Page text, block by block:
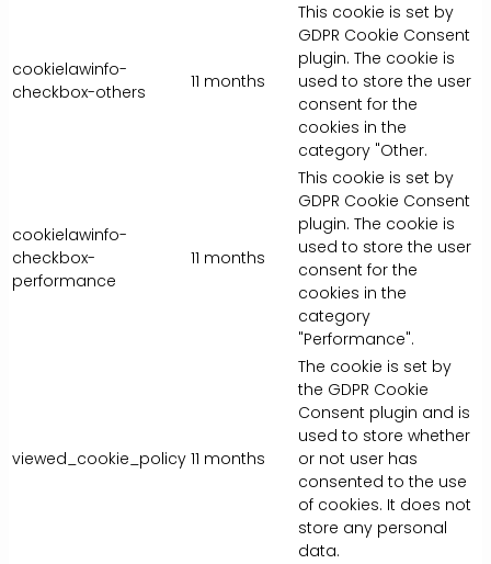
cookielawinfo-
checkbox-others
11 months
This cookie is set by
GDPR Cookie Consent
plugin. The cookie is
used to store the user
consent for the
cookies in the
category "Other.
cookielawinfo-
checkbox-
performance
11 months
This cookie is set by
GDPR Cookie Consent
plugin. The cookie is
used to store the user
consent for the
cookies in the
category
"Performance".
viewed_cookie_policy 11 months
The cookie is set by
the GDPR Cookie
Consent plugin and is
used to store whether
or not user has
consented to the use
of cookies. It does not
store any personal
data.